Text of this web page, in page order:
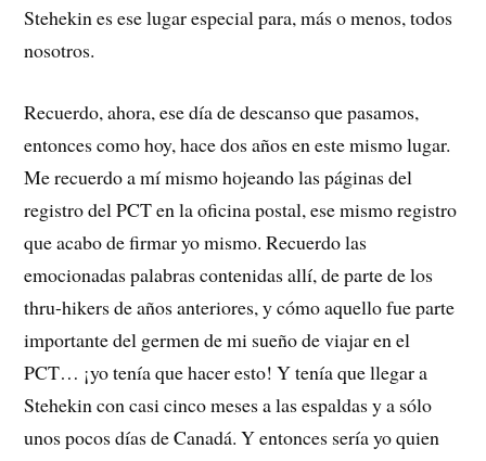
Stehekin es ese lugar especial para, más o menos, todos
nosotros.
Recuerdo, ahora, ese día de descanso que pasamos,
entonces como hoy, hace dos años en este mismo lugar.
Me recuerdo a mí mismo hojeando las páginas del
registro del PCT en la oficina postal, ese mismo registro
que acabo de firmar yo mismo. Recuerdo las
emocionadas palabras contenidas allí, de parte de los
thru-hikers de años anteriores, y cómo aquello fue parte
importante del germen de mi sueño de viajar en el
PCT… ¡yo tenía que hacer esto! Y tenía que llegar a
Stehekin con casi cinco meses a las espaldas y a sólo
unos pocos días de Canadá. Y entonces sería yo quien